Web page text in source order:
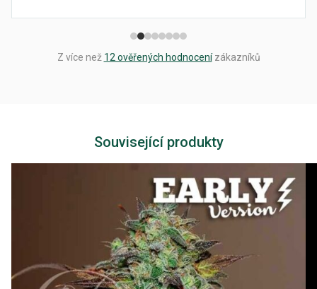
Z více než 12 ověřených hodnocenízákazníků
Související produkty